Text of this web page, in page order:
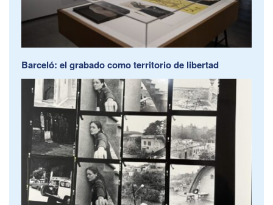
Barceló: el grabado como territorio de libertad